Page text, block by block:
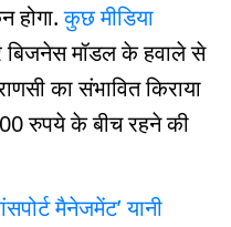
होगा.कुछ मीडिया
मॉडल के हवाले से
का संभावित किराया
रुपये के बीच रहने की
मैनेजमेंट’ यानी